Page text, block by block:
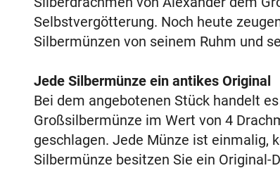
Selbstvergötterung. Noch heute
Silbermünzen von seinem Ruhm und
Jede Silbermünze ein antikes Original
Bei dem angebotenen Stück handelt
Großsilbermünze im Wert von 4
geschlagen. Jede Münze ist einmalig,
Silbermünze besitzen Sie ein Original-